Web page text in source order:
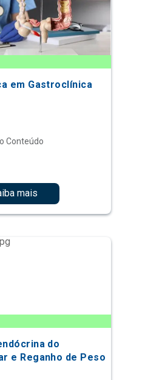
em Gastroclínica
Conteúdo
mais
do
e Reganho de Peso